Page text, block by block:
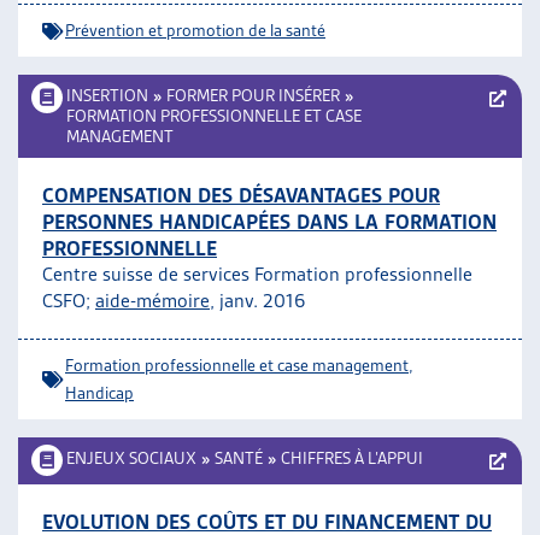
ARTIAS
PROJETS ET ACTIVITÉS
JOURNÉES D’AUTOMNE
Prévention et promotion de la santé
INSERTION » FORMER POUR INSÉRER »
FORMATION PROFESSIONNELLE ET CASE
MANAGEMENT
COMPENSATION DES DÉSAVANTAGES POUR
PERSONNES HANDICAPÉES DANS LA FORMATION
PROFESSIONNELLE
Centre suisse de services Formation professionnelle
CSFO; aide-mémoire, janv. 2016
Formation professionnelle et case management
Handicap
ENJEUX SOCIAUX » SANTÉ » CHIFFRES À L’APPUI
EVOLUTION DES COÛTS ET DU FINANCEMENT DU